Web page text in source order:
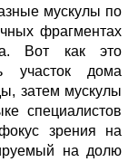
мускулы по
фрагментах
Вот как это
участок дома
затем мускулы
специалистов
зрения на
на долю